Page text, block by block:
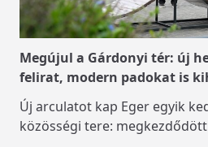
Megújul a Gárdonyi tér: új
felirat, modern padokat is
Új arculatot kap Eger egyik
közösségi tere: megkezdődött